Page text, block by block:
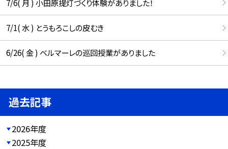
7/6( 月 ) 小田原提灯づくり体験がありました！
7/1( 水 ) とうもろこしの皮むき
6/26( 金 ) ベルマーレの巡回授業がありました
過去記事
2026年度
2025年度